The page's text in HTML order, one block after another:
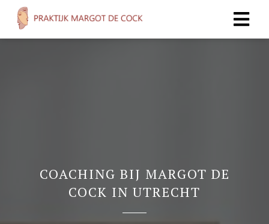
COACHING BIJ MARGOT DE
COCK IN UTRECHT